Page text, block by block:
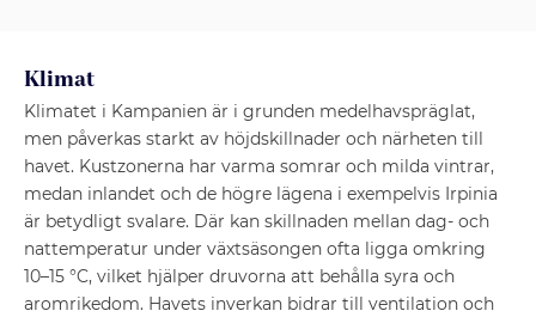
Klimat
Klimatet i Kampanien är i grunden medelhavspräglat,
men påverkas starkt av höjdskillnader och närheten till
havet. Kustzonerna har varma somrar och milda vintrar,
medan inlandet och de högre lägena i exempelvis Irpinia
är betydligt svalare. Där kan skillnaden mellan dag- och
nattemperatur under växtsäsongen ofta ligga omkring
10–15 °C, vilket hjälper druvorna att behålla syra och
aromrikedom. Havets inverkan bidrar till ventilation och